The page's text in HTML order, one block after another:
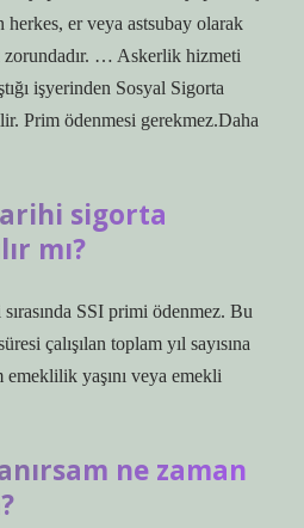
er veya astsubay olarak
… Askerlik hizmeti
işyerinden Sosyal Sigorta
Prim ödenmesi gerekmez.Daha
sigorta
mı?
SSI primi ödenmez. Bu
çalışılan toplam yıl sayısına
yaşını veya emekli
ne zaman